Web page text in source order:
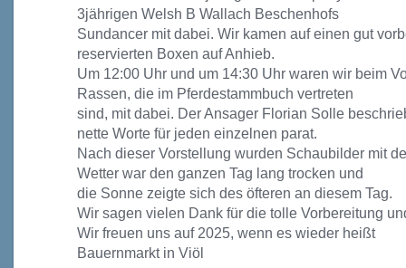
3jährigen Welsh B Wallach Beschenhofs
Sundancer mit dabei. Wir kamen auf einen gut
reservierten Boxen auf Anhieb.
Um 12:00 Uhr und um 14:30 Uhr waren wir beim
Rassen, die im Pferdestammbuch vertreten
sind, mit dabei. Der Ansager Florian Solle
nette Worte für jeden einzelnen parat.
Nach dieser Vorstellung wurden Schaubilder mit
Wetter war den ganzen Tag lang trocken und
die Sonne zeigte sich des öfteren an diesem Tag.
Wir sagen vielen Dank für die tolle Vorbereitung
Wir freuen uns auf 2025, wenn es wieder heißt
Bauernmarkt in Viöl